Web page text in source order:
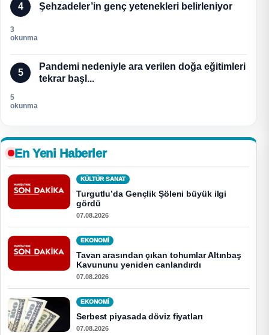
4 Şehzadeler’in genç yetenekleri belirleniyor
3
okunma
5
Pandemi nedeniyle ara verilen doğa eğitimleri
tekrar başl...
5
okunma
En Yeni Haberler
KÜLTÜR SANAT
Turgutlu’da Gençlik Şöleni büyük ilgi
gördü
07.08.2026
EKONOMI
Tavan arasından çıkan tohumlar Altınbaş
Kavununu yeniden canlandırdı
07.08.2026
EKONOMI
Serbest piyasada döviz fiyatları
07.08.2026